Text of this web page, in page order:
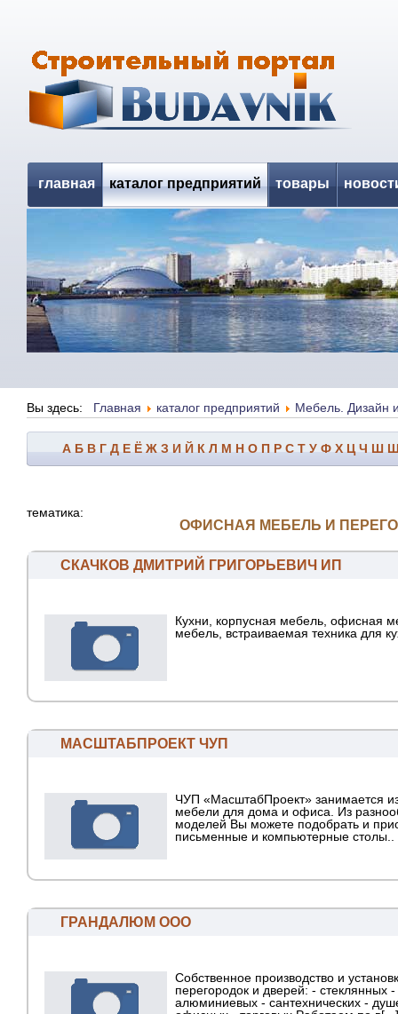
главная каталог предприятий товары
Вы здесь: Главная каталог предприятий Мебель. Дизайн
А Б В Г Д Е Ё Ж З И Й К Л М Н О П Р С Т У Ф Х Ц Ч Ш
тематика:
ОФИСНАЯ МЕБЕЛЬ И
СКАЧКОВ ДМИТРИЙ ГРИГОРЬЕВИЧ ИП
Кухни, корпусная мебель, офисная
мебель, встраиваемая техника для
МАСШТАБПРОЕКТ ЧУП
ЧУП «МасштабПроект» занимается
мебели для дома и офиса. Из
моделей Вы можете подобрать и
письменные и компьютерные столы..
ГРАНДАЛЮМ ООО
Собственное производство и
перегородок и дверей: - стеклянных -
алюминиевых - сантехнических -